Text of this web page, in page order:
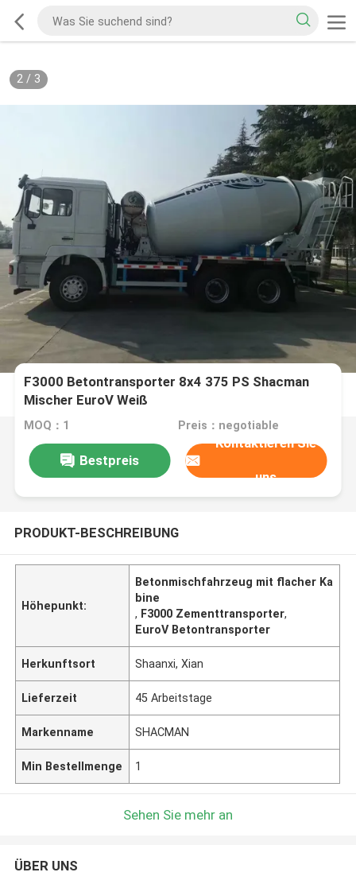
2/ 3
F3000 Betontransporter 8x4 375 PS Shacman
Mischer EuroV Weiß
MOQ：1 Preis：negotiable
Bestpreis
Kontaktieren Sie
uns
PRODUKT-BESCHREIBUNG
Höhepunkt:
Betonmischfahrzeug mit flacher Ka
bine
, F3000 Zementtransporter,
EuroV Betontransporter
Herkunftsort Shaanxi, Xian
Lieferzeit 45 Arbeitstage
Markenname SHACMAN
Min Bestellmenge 1
Sehen Sie mehr an
ÜBER UNS